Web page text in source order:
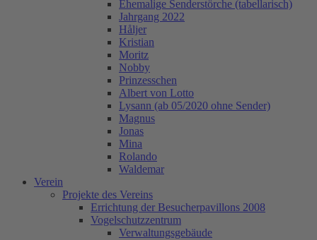
Ehemalige Senderstörche (tabellarisch)
Jahrgang 2022
Håljer
Kristian
Moritz
Nobby
Prinzesschen
Albert von Lotto
Lysann (ab 05/2020 ohne Sender)
Magnus
Jonas
Mina
Rolando
Waldemar
Verein
Projekte des Vereins
Errichtung der Besucherpavillons 2008
Vogelschutzzentrum
Verwaltungsgebäude